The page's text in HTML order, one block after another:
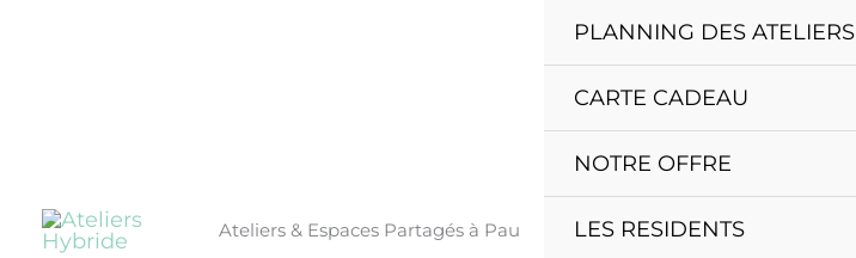
Ateliers & Espaces Partagés à Pau
PLANNING DES ATELIERS
CARTE CADEAU
NOTRE OFFRE
LES RESIDENTS